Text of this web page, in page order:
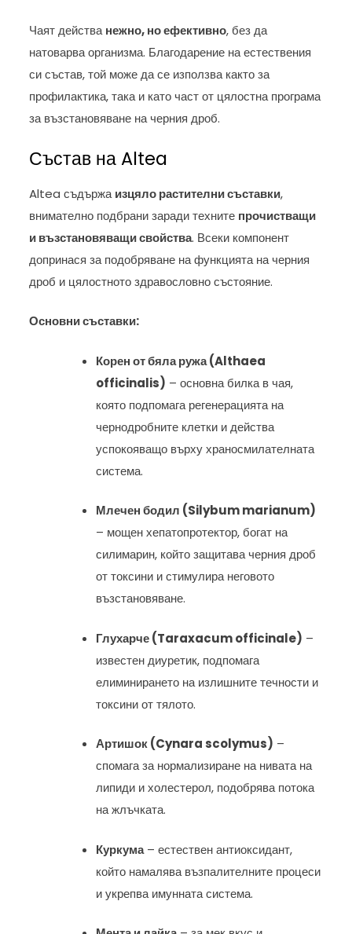
Чаят действанежно, но ефективно, без да
натоварва организма. Благодарение на естествения
си състав, той може да се използва както за
профилактика, така и като част от цялостна програма
за възстановяване на черния дроб.
Състав на Altea
Altea съдържаизцяло растителни съставки,
внимателно подбрани заради техните прочистващи
и възстановяващи свойства. Всеки компонент
допринася за подобряване на функцията на черния
дроб и цялостното здравословно състояние.
Основни съставки:
Корен от бяла ружа (Althaea
officinalis) – основна билка в чая,
която подпомага регенерацията на
чернодробните клетки и действа
успокояващо върху храносмилателната
система.
Млечен бодил (Silybum marianum)
– мощен хепатопротектор, богат на
силимарин, който защитава черния дроб
от токсини и стимулира неговото
възстановяване.
Глухарче (Taraxacum officinale) –
известен диуретик, подпомага
елиминирането на излишните течности и
токсини от тялото.
Артишок (Cynara scolymus) –
спомага за нормализиране на нивата на
липиди и холестерол, подобрява потока
на жлъчката.
Куркума– естествен антиоксидант,
който намалява възпалителните процеси
и укрепва имунната система.